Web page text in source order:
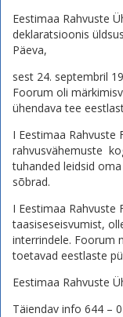
Eestimaa Rahvuste
deklaratsioonis
Päeva,
sest 24. septembril
Foorum oli
ühendava tee
I Eestimaa Rahvuste
rahvusvähemuste
tuhanded leidsid
sõbrad.
I Eestimaa Rahvuste
taasiseseisvumist,
interrindele. Foorum
toetavad eestlaste
Eestimaa Rahvuste
Täiendav info 644 –